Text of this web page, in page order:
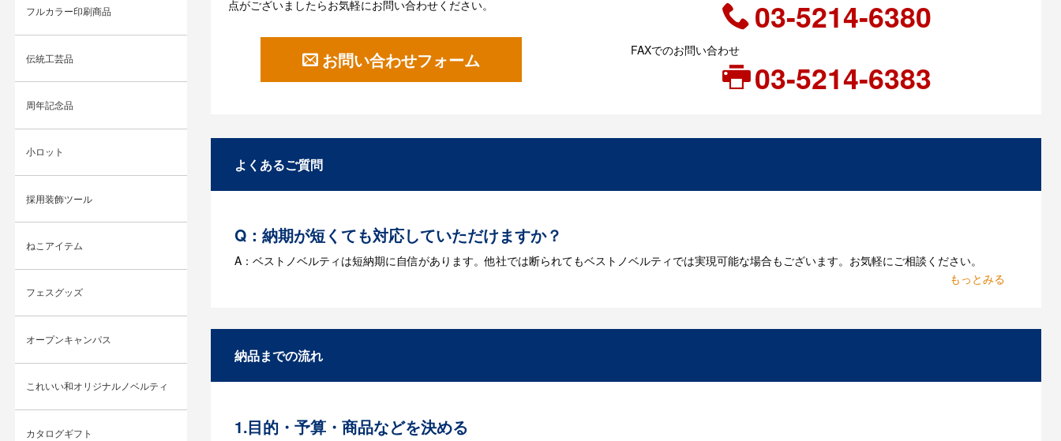
点がございましたらお気軽にお問い合わせください。
お問い合わせフォーム
03-5214-6380
FAXでのお問い合わせ
03-5214-6383
よくあるご質問
Q：納期が短くても対応していただけますか？
A：ベストノベルティは短納期に自信があります。他社では断られてもベストノベルティでは実現可能な場合もございます。お気軽にご相談ください。
納品までの流れ
1.目的・予算・商品などを決める
フルカラー印刷商品
伝統工芸品
周年記念品
小ロット
採用装飾ツール
ねこアイテム
フェスグッズ
オープンキャンパス
これいい和オリジナルノベルティ
カタログギフト